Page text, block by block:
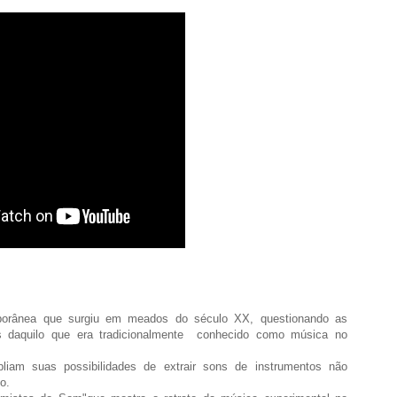
que surgiu em meados do século XX, questionando as
daquilo que era tradicionalmente conhecido como música no
suas possibilidades de extrair sons de instrumentos não